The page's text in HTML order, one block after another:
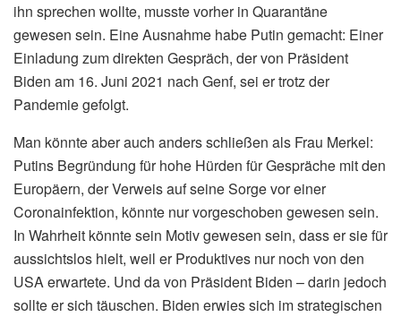
ihn sprechen wollte, musste vorher in Quarantäne
gewesen sein. Eine Ausnahme habe Putin gemacht: Einer
Einladung zum direkten Gespräch, der von Präsident
Biden am 16. Juni 2021 nach Genf, sei er trotz der
Pandemie gefolgt.
Man könnte aber auch anders schließen als Frau Merkel:
Putins Begründung für hohe Hürden für Gespräche mit den
Europäern, der Verweis auf seine Sorge vor einer
Coronainfektion, könnte nur vorgeschoben gewesen sein.
In Wahrheit könnte sein Motiv gewesen sein, dass er sie für
aussichtslos hielt, weil er Produktives nur noch von den
USA erwartete. Und da von Präsident Biden – darin jedoch
sollte er sich täuschen. Biden erwies sich im strategischen